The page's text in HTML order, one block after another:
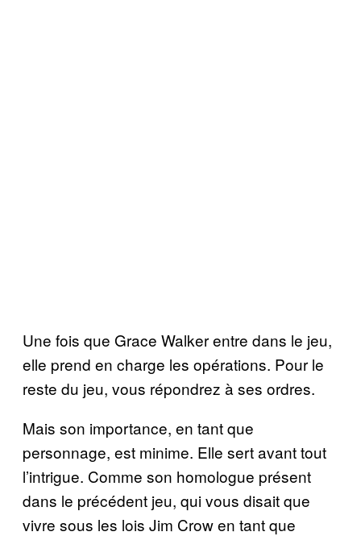
Une fois que Grace Walker entre dans le jeu,
elle prend en charge les opérations. Pour le
reste du jeu, vous répondrez à ses ordres.
Mais son importance, en tant que
personnage, est minime. Elle sert avant tout
l’intrigue. Comme son homologue présent
dans le précédent jeu, qui vous disait que
vivre sous les lois Jim Crow en tant que